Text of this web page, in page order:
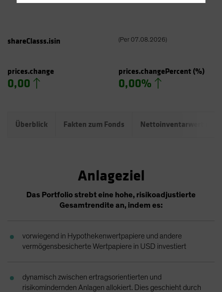
Italy - Italia
Latin America
Luxembourg and Other EMEA
Singapore
South Korea - 대한민국
Sweden
UK
shareClasss.isin (Per 07.08.2026)
prices.change
0,00
prices.changePercent(%)
0,00%
Überblick Fakten zum Fonds Nettoinventarwert und
Anlageziel
Das Portfolio strebt eine hohe, risikoadjustierte
Gesamtrendite an, indem es:
vorwiegend in Hypothekenwertpapiere und andere
vermögensbesicherte Wertpapiere in USD investiert
dynamisch zwischen ertragsorientierten und
risikomindernden Anlagen allokiert. Dies geschieht durch